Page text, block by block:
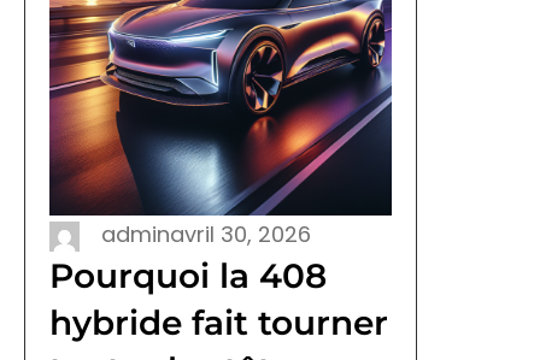
adminavril 30, 2026
Pourquoi la 408
hybride fait tourner